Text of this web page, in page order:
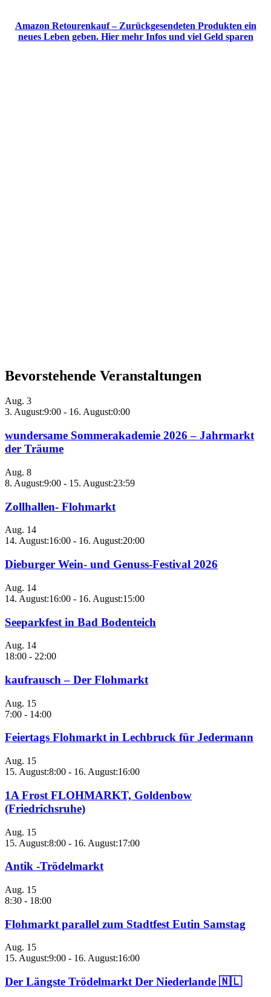
Amazon Retourenkauf – Zurückgesendeten Produkten ein
neues Leben geben. Hier mehr Infos und viel Geld sparen
Bevorstehende Veranstaltungen
Aug. 3
3. August:9:00 - 16. August:0:00
wundersame Sommerakademie 2026 – Jahrmarkt
der Träume
Aug. 8
8. August:9:00 - 15. August:23:59
Zollhallen- Flohmarkt
Aug. 14
14. August:16:00 - 16. August:20:00
Dieburger Wein- und Genuss-Festival 2026
Aug. 14
14. August:16:00 - 16. August:15:00
Seeparkfest in Bad Bodenteich
Aug. 14
18:00 - 22:00
kaufrausch – Der Flohmarkt
Aug. 15
7:00 - 14:00
Feiertags Flohmarkt in Lechbruck für Jedermann
Aug. 15
15. August:8:00 - 16. August:16:00
1A Frost FLOHMARKT, Goldenbow
(Friedrichsruhe)
Aug. 15
15. August:8:00 - 16. August:17:00
Antik -Trödelmarkt
Aug. 15
8:30 - 18:00
Flohmarkt parallel zum Stadtfest Eutin Samstag
Aug. 15
15. August:9:00 - 16. August:16:00
Der Längste Trödelmarkt Der Niederlande 🇳🇱